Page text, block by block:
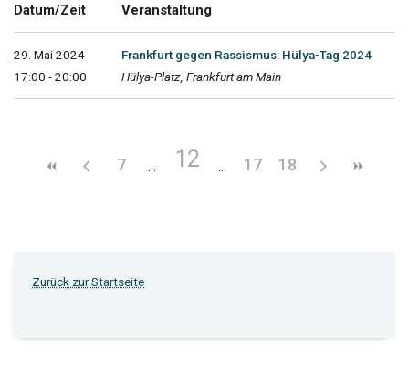
Datum/Zeit Veranstaltung
29. Mai 2024
17:00 - 20:00
Frankfurt gegen Rassismus: Hülya-Tag 2024
Hülya-Platz, Frankfurt am Main
7 12 17 18
Zurück zur Startseite